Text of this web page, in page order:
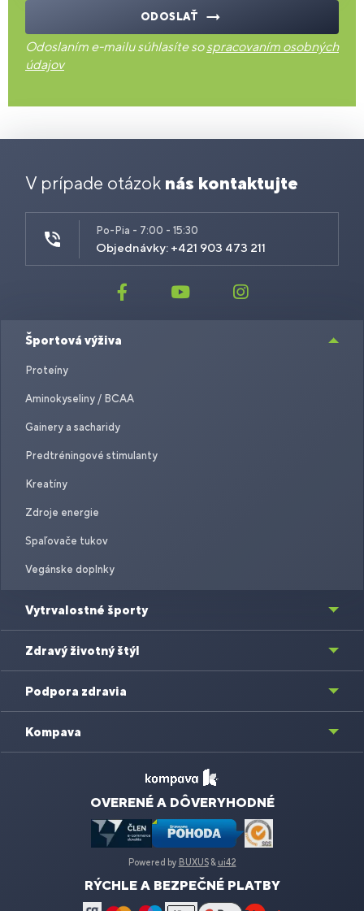
ODOSLAŤ
Odoslaním e-mailu súhlasíte sospracovaním osobných
údajov
V prípade otázok nás kontaktujte
Po-Pia - 7:00 - 15:30
Objednávky: +421 903 473 211
Športová výživa
Proteíny
Aminokyseliny / BCAA
Gainery a sacharidy
Predtréningové stimulanty
Kreatíny
Zdroje energie
Spaľovače tukov
Vegánske doplnky
Vytrvalostné športy
Zdravý životný štýl
Podpora zdravia
Kompava
OVERENÉ A DÔVERYHODNÉ
Powered by BUXUS& ui42
RÝCHLE A BEZPEČNÉ PLATBY